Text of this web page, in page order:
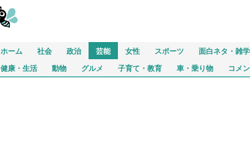
ホーム 社会 政治 芸能 女性 スポーツ 面白ネタ・雑学
健康・生活 動物 グルメ 子育て・教育 車・乗り物 コメ